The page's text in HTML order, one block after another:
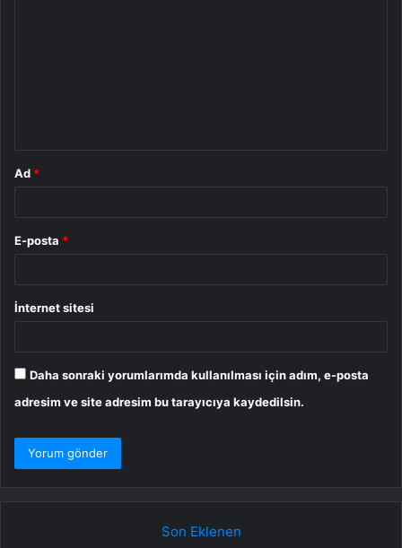
Ad *
E-posta *
İnternet sitesi
Daha sonraki yorumlarımda kullanılması için adım, e-posta
adresim ve site adresim bu tarayıcıya kaydedilsin.
Son Eklenen